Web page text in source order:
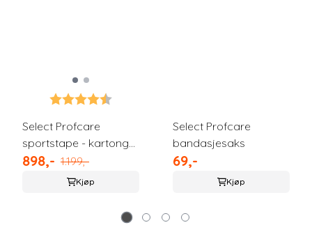
Karakter:
Select Profcare
sportstape - kartong
32 ruller
898,- 1.199,-
Kjøp
Select Profcare
bandasjesaks
69,-
Kjøp